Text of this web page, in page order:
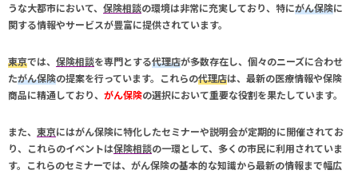
うな大都市において、 保険相談の環境は非常に充実しており、特にがん保険に
関する情報やサービスが豊富に提供されています。
東京では、 保険相談を専門とする代理店が多数存在し、個々のニーズに合わせ
たがん保険の提案を行っています。これらの代理店は、最新の医療情報や保険
商品に精通しており、 がん保険の選択において重要な役割を果たしています。
また、 東京にはがん保険に特化したセミナーや説明会が定期的に開催されてお
り、これらのイベントは保険相談の一環として、多くの市民に利用されていま
す。これらのセミナーでは、 がん保険の基本的な知識から最新の情報まで幅広